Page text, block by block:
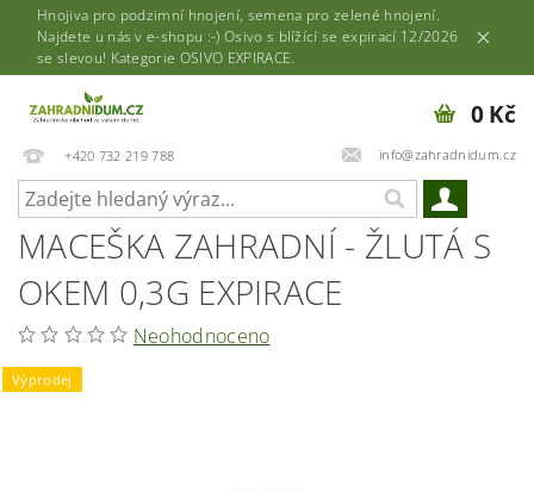
Hnojiva pro podzimní hnojení, semena pro zelené hnojení.
Najdete u nás v e-shopu :-) Osivo s blížící se expirací 12/2026
se slevou! Kategorie OSIVO EXPIRACE.
+420 732 219 788 info@zahradnidum.cz
0 Kč
MACEŠKA ZAHRADNÍ - ŽLUTÁ S
OKEM 0,3G EXPIRACE
Neohodnoceno
Výprodej